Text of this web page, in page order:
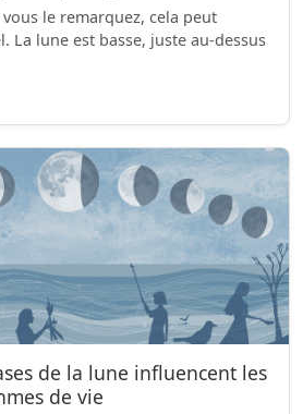
le remarquez, cela peut
La lune est basse, juste au-dessus
de la lune influencent les
de vie